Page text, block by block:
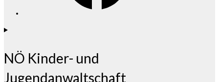
NÖ Kinder- und
Jugendanwaltschaft